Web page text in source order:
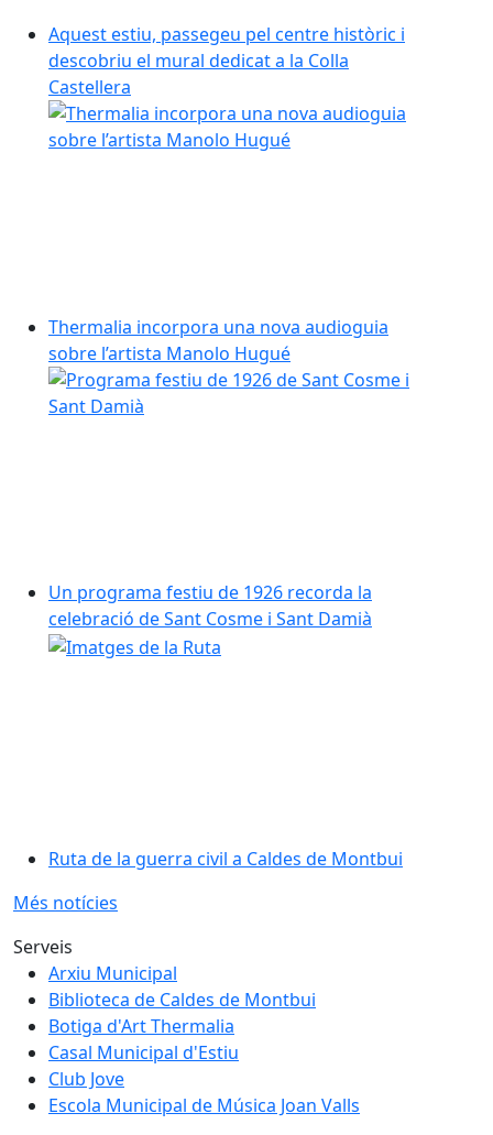
Aquest estiu, passegeu pel centre històric i
descobriu el mural dedicat a la Colla
Castellera
Thermalia incorpora una nova audioguia
sobre l’artista Manolo Hugué
Un programa festiu de 1926 recorda la
celebració de Sant Cosme i Sant Damià
Ruta de la guerra civil a Caldes de Montbui
Més notícies
Serveis
Arxiu Municipal
Biblioteca de Caldes de Montbui
Botiga d'Art Thermalia
Casal Municipal d'Estiu
Club Jove
Escola Municipal de Música Joan Valls